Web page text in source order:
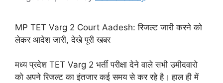
MP TET Varg 2 Court Aadesh: रिजल्ट जारी करने को
लेकर आदेश जारी, देखे पूरी खबर
मध्य प्रदेश TET Varg 2 भर्ती परीक्षा देने वाले सभी उमीदवारो
को अपने रिजल्ट का इंतजार कई समय से कर रहे है। हाल ही में